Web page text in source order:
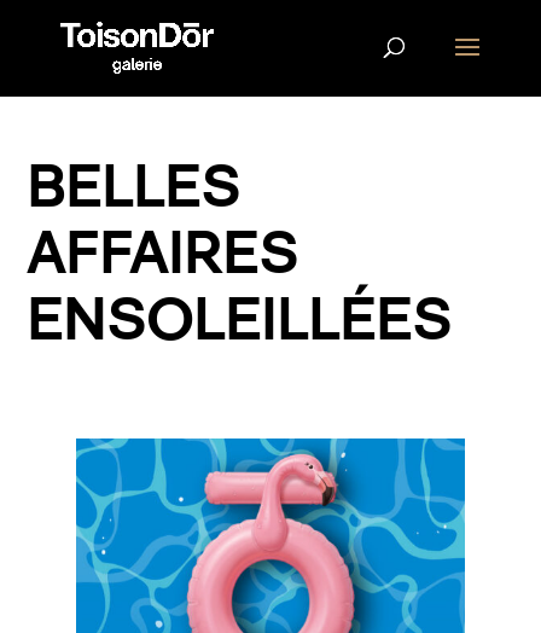
BELLES
AFFAIRES
ENSOLEILLÉES